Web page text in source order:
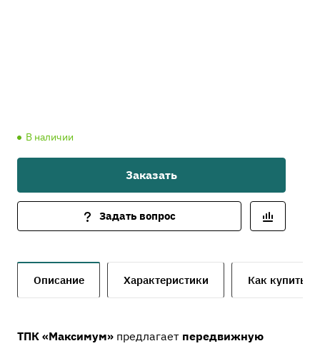
В наличии
Заказать
Задать вопрос
Описание Характеристики Как купить
ТПК «Максимум» предлагает передвижную